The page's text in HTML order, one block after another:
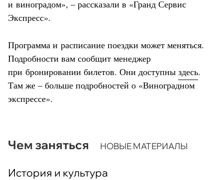
и виноградом», – рассказали в «Гранд Сервис
Экспресс».
Программа и расписание поездки может меняться.
Подробности вам сообщит менеджер
при бронировании билетов. Они доступны здесь.
Там же – больше подробностей о «Виноградном
экспрессе».
Чем заняться НОВЫЕ МАТЕРИАЛЫ
История и культура